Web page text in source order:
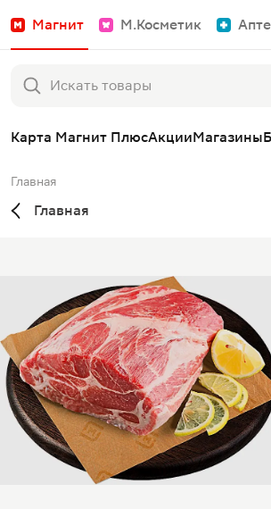
Магнит М.Косметик
Карта Магнит ПлюсАкцииМагазины
Главная
Главная